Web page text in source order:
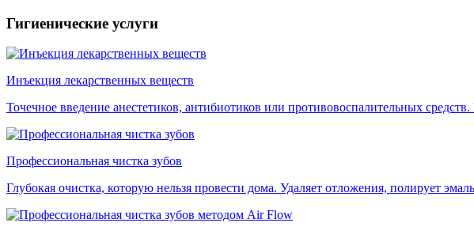
Гигиенические услуги
Инъекция лекарственных веществ
Точечное введение анестетиков, антибиотиков или противовоспалительных
Профессиональная чистка зубов
Глубокая очистка, которую нельзя провести дома. Удаляет отложения, полирует